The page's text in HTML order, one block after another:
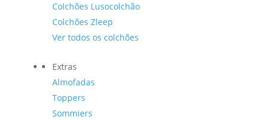
Colchões Lusocolchão
Colchões Zleep
Ver todos os colchões
Extras
Almofadas
Toppers
Sommiers